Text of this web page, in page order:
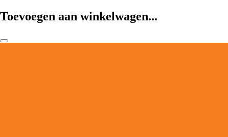
Toevoegen aan winkelwagen...